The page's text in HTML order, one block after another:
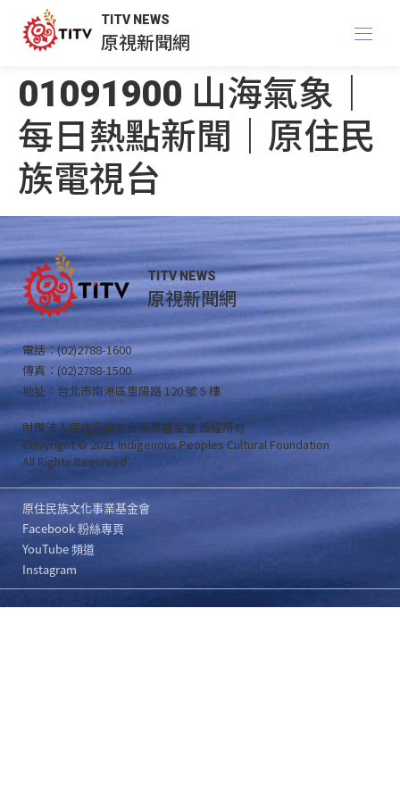
TITV NEWS
原視新聞網
01091900 山海氣象｜
每日熱點新聞｜原住民
族電視台
TITV NEWS
原視新聞網
電話：(02)2788-1600
傳真：(02)2788-1500
地址：台北市南港區重陽路 120 號 5 樓
財團法人原住民族文化事業基金會 版權所有
Copyright © 2021 Indigenous Peoples Cultural Foundation
All Rights Reserved .
原住民族文化事業基金會
Facebook 粉絲專頁
YouTube 頻道
Instagram